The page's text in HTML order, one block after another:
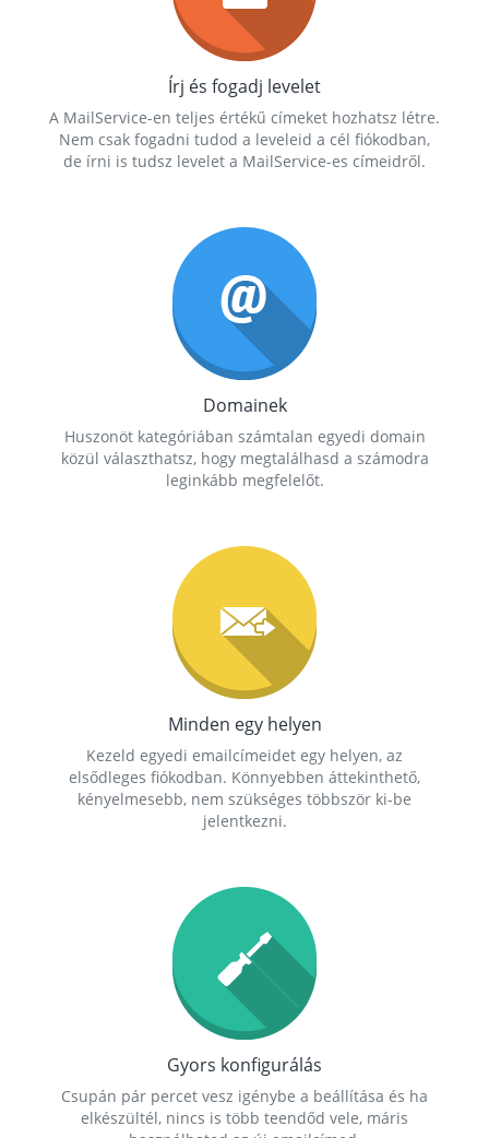
Írj és fogadj levelet
A MailService-en teljes értékű címeket hozhatsz létre.
Nem csak fogadni tudod a leveleid a cél fiókodban,
de írni is tudsz levelet a MailService-es címeidről.
Domainek
Huszonöt kategóriában számtalan egyedi domain
közül választhatsz, hogy megtalálhasd a számodra
leginkább megfelelőt.
Minden egy helyen
Kezeld egyedi emailcímeidet egy helyen, az
elsődleges fiókodban. Könnyebben áttekinthető,
kényelmesebb, nem szükséges többször ki-be
jelentkezni.
Gyors konfigurálás
Csupán pár percet vesz igénybe a beállítása és ha
elkészültél, nincs is több teendőd vele, máris